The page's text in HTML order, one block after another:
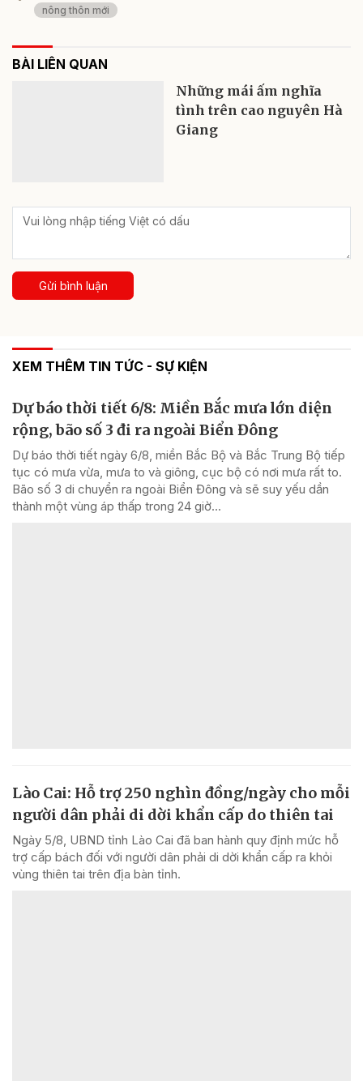
nông thôn mới
BÀI LIÊN QUAN
Những mái ấm nghĩa
tình trên cao nguyên Hà
Giang
Gửi bình luận
XEM THÊM TIN TỨC - SỰ KIỆN
Dự báo thời tiết 6/8: Miền Bắc mưa lớn diện
rộng, bão số 3 đi ra ngoài Biển Đông
Dự báo thời tiết ngày 6/8, miền Bắc Bộ và Bắc Trung Bộ tiếp
tục có mưa vừa, mưa to và giông, cục bộ có nơi mưa rất to.
Bão số 3 di chuyển ra ngoài Biển Đông và sẽ suy yếu dần
thành một vùng áp thấp trong 24 giờ...
Lào Cai: Hỗ trợ 250 nghìn đồng/ngày cho mỗi
người dân phải di dời khẩn cấp do thiên tai
Ngày 5/8, UBND tỉnh Lào Cai đã ban hành quy định mức hỗ
trợ cấp bách đối với người dân phải di dời khẩn cấp ra khỏi
vùng thiên tai trên địa bàn tỉnh.